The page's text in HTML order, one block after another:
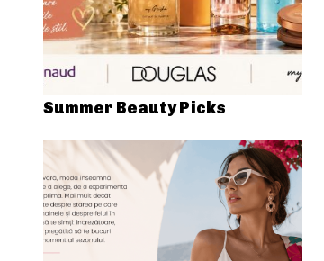
Summer Beauty Picks